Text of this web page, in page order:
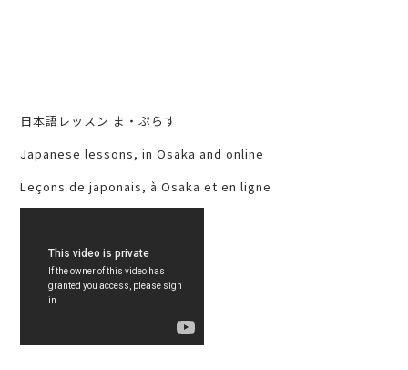
日本語レッスン ま・ぷらす
Japanese lessons, in Osaka and online
Leçons de japonais, à Osaka et en ligne